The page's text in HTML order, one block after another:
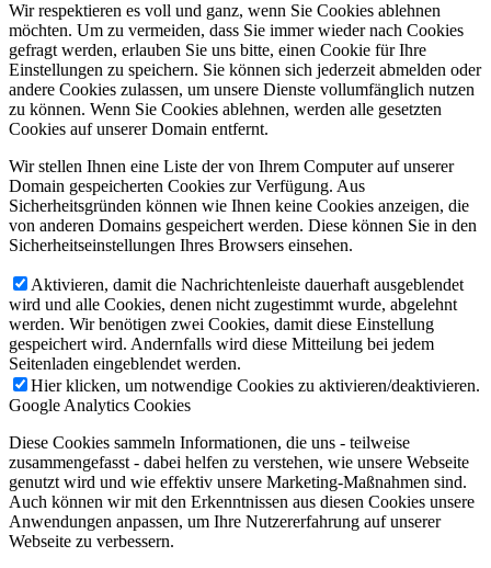
Wir respektieren es voll und ganz, wenn Sie Cookies ablehnen
möchten. Um zu vermeiden, dass Sie immer wieder nach Cookies
gefragt werden, erlauben Sie uns bitte, einen Cookie für Ihre
Einstellungen zu speichern. Sie können sich jederzeit abmelden oder
andere Cookies zulassen, um unsere Dienste vollumfänglich nutzen
zu können. Wenn Sie Cookies ablehnen, werden alle gesetzten
Cookies auf unserer Domain entfernt.
Wir stellen Ihnen eine Liste der von Ihrem Computer auf unserer
Domain gespeicherten Cookies zur Verfügung. Aus
Sicherheitsgründen können wie Ihnen keine Cookies anzeigen, die
von anderen Domains gespeichert werden. Diese können Sie in den
Sicherheitseinstellungen Ihres Browsers einsehen.
Aktivieren, damit die Nachrichtenleiste dauerhaft ausgeblendet
wird und alle Cookies, denen nicht zugestimmt wurde, abgelehnt
werden. Wir benötigen zwei Cookies, damit diese Einstellung
gespeichert wird. Andernfalls wird diese Mitteilung bei jedem
Seitenladen eingeblendet werden.
Hier klicken, um notwendige Cookies zu aktivieren/deaktivieren.
Google Analytics Cookies
Diese Cookies sammeln Informationen, die uns - teilweise
zusammengefasst - dabei helfen zu verstehen, wie unsere Webseite
genutzt wird und wie effektiv unsere Marketing-Maßnahmen sind.
Auch können wir mit den Erkenntnissen aus diesen Cookies unsere
Anwendungen anpassen, um Ihre Nutzererfahrung auf unserer
Webseite zu verbessern.